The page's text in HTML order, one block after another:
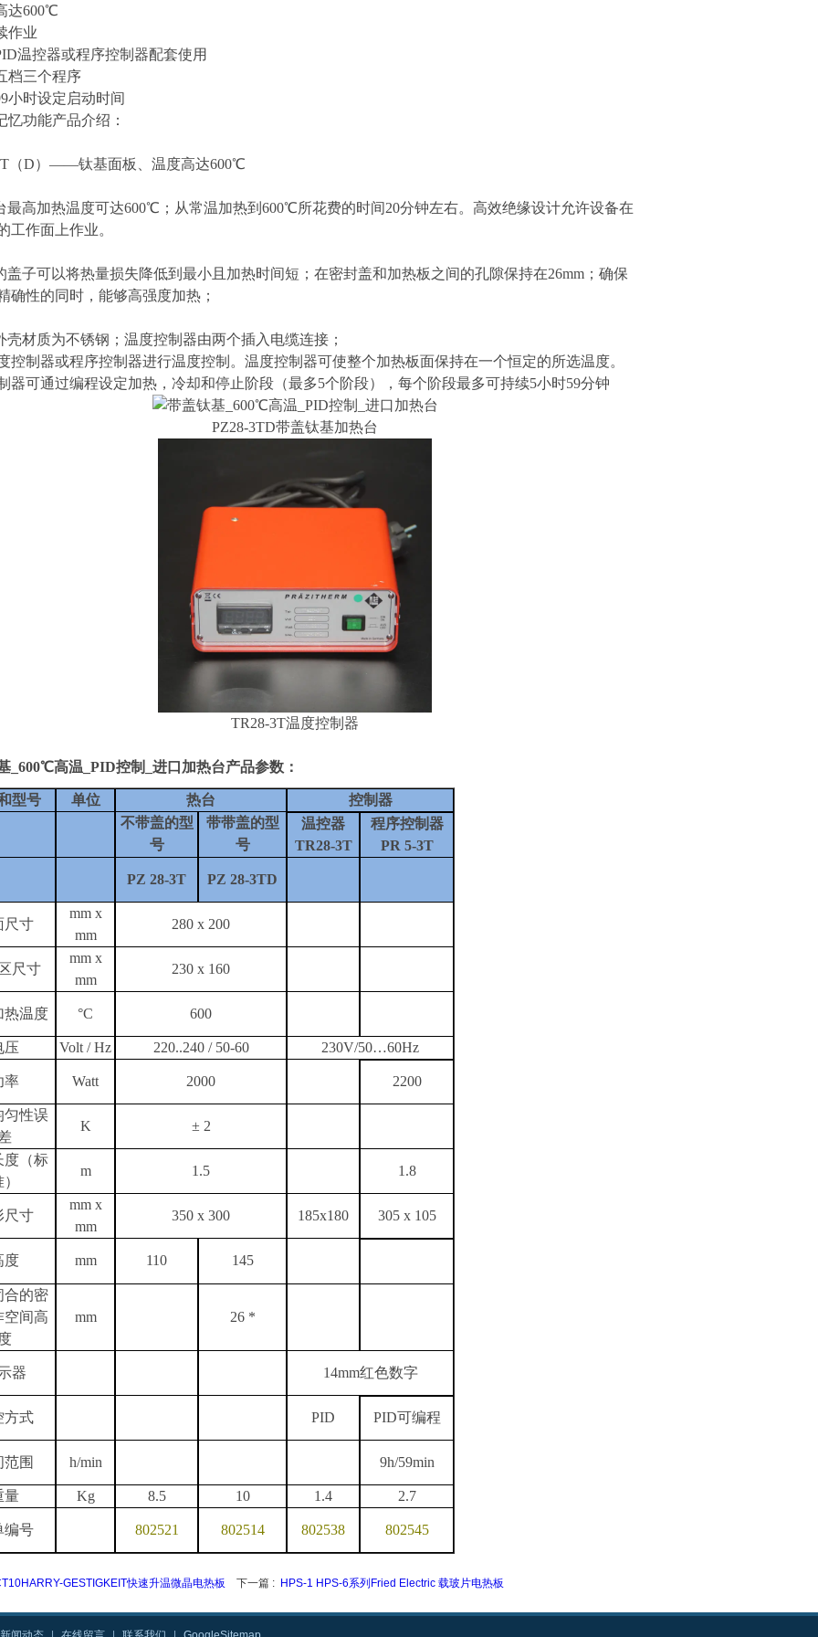
达600℃
作业
温控器或程序控制器配套使用
档三个程序
小时设定启动时间
忆功能产品介绍：
（D）——钛基面板、温度高达600℃
最高加热温度可达600℃；从常温加热到600℃所花费的时间20分钟左右。高效绝缘设计允许设备在
工作面上作业。
盖子可以将热量损失降低到最小且加热时间短；在密封盖和加热板之间的孔隙保持在26mm；确保
确性的同时，能够高强度加热；
壳材质为不锈钢；温度控制器由两个插入电缆连接；
控制器或程序控制器进行温度控制。温度控制器可使整个加热板面保持在一个恒定的所选温度。
器可通过编程设定加热，冷却和停止阶段（最多5个阶段），每个阶段最多可持续5小时59分钟
PZ28-3TD带盖钛基加热台
TR28-3T温度控制器
_600℃高温_PID控制_进口加热台产品参数：
型号 单位 热台
控制器
不带盖的型
号
带带盖的型
号
温控器
TR28-3T
程序控制器
PR 5-3T
PZ 28-3T PZ 28-3TD
尺寸
mm x
mm
280 x 200
尺寸
mm x
mm
230 x 160
热温度 °C 600
压 Volt / Hz 220..240 / 50-60 230V/50…60Hz
率 Watt 2000 2200
匀性误
K ± 2
度（标
m 1.5 1.8
尺寸
mm x
mm
350 x 300 185x180 305 x 105
度 mm 110 145
合的密
空间高
度
mm 26 *
器 14mm红色数字
方式 PID PID可编程
范围 h/min 9h/59min
量 Kg 8.5 10 1.4 2.7
编号 802521 802514 802538 802545
GESTIGKEIT快速升温微晶电热板 下一篇 : HPS-1 HPS-6系列Fried Electric 载玻片电热板